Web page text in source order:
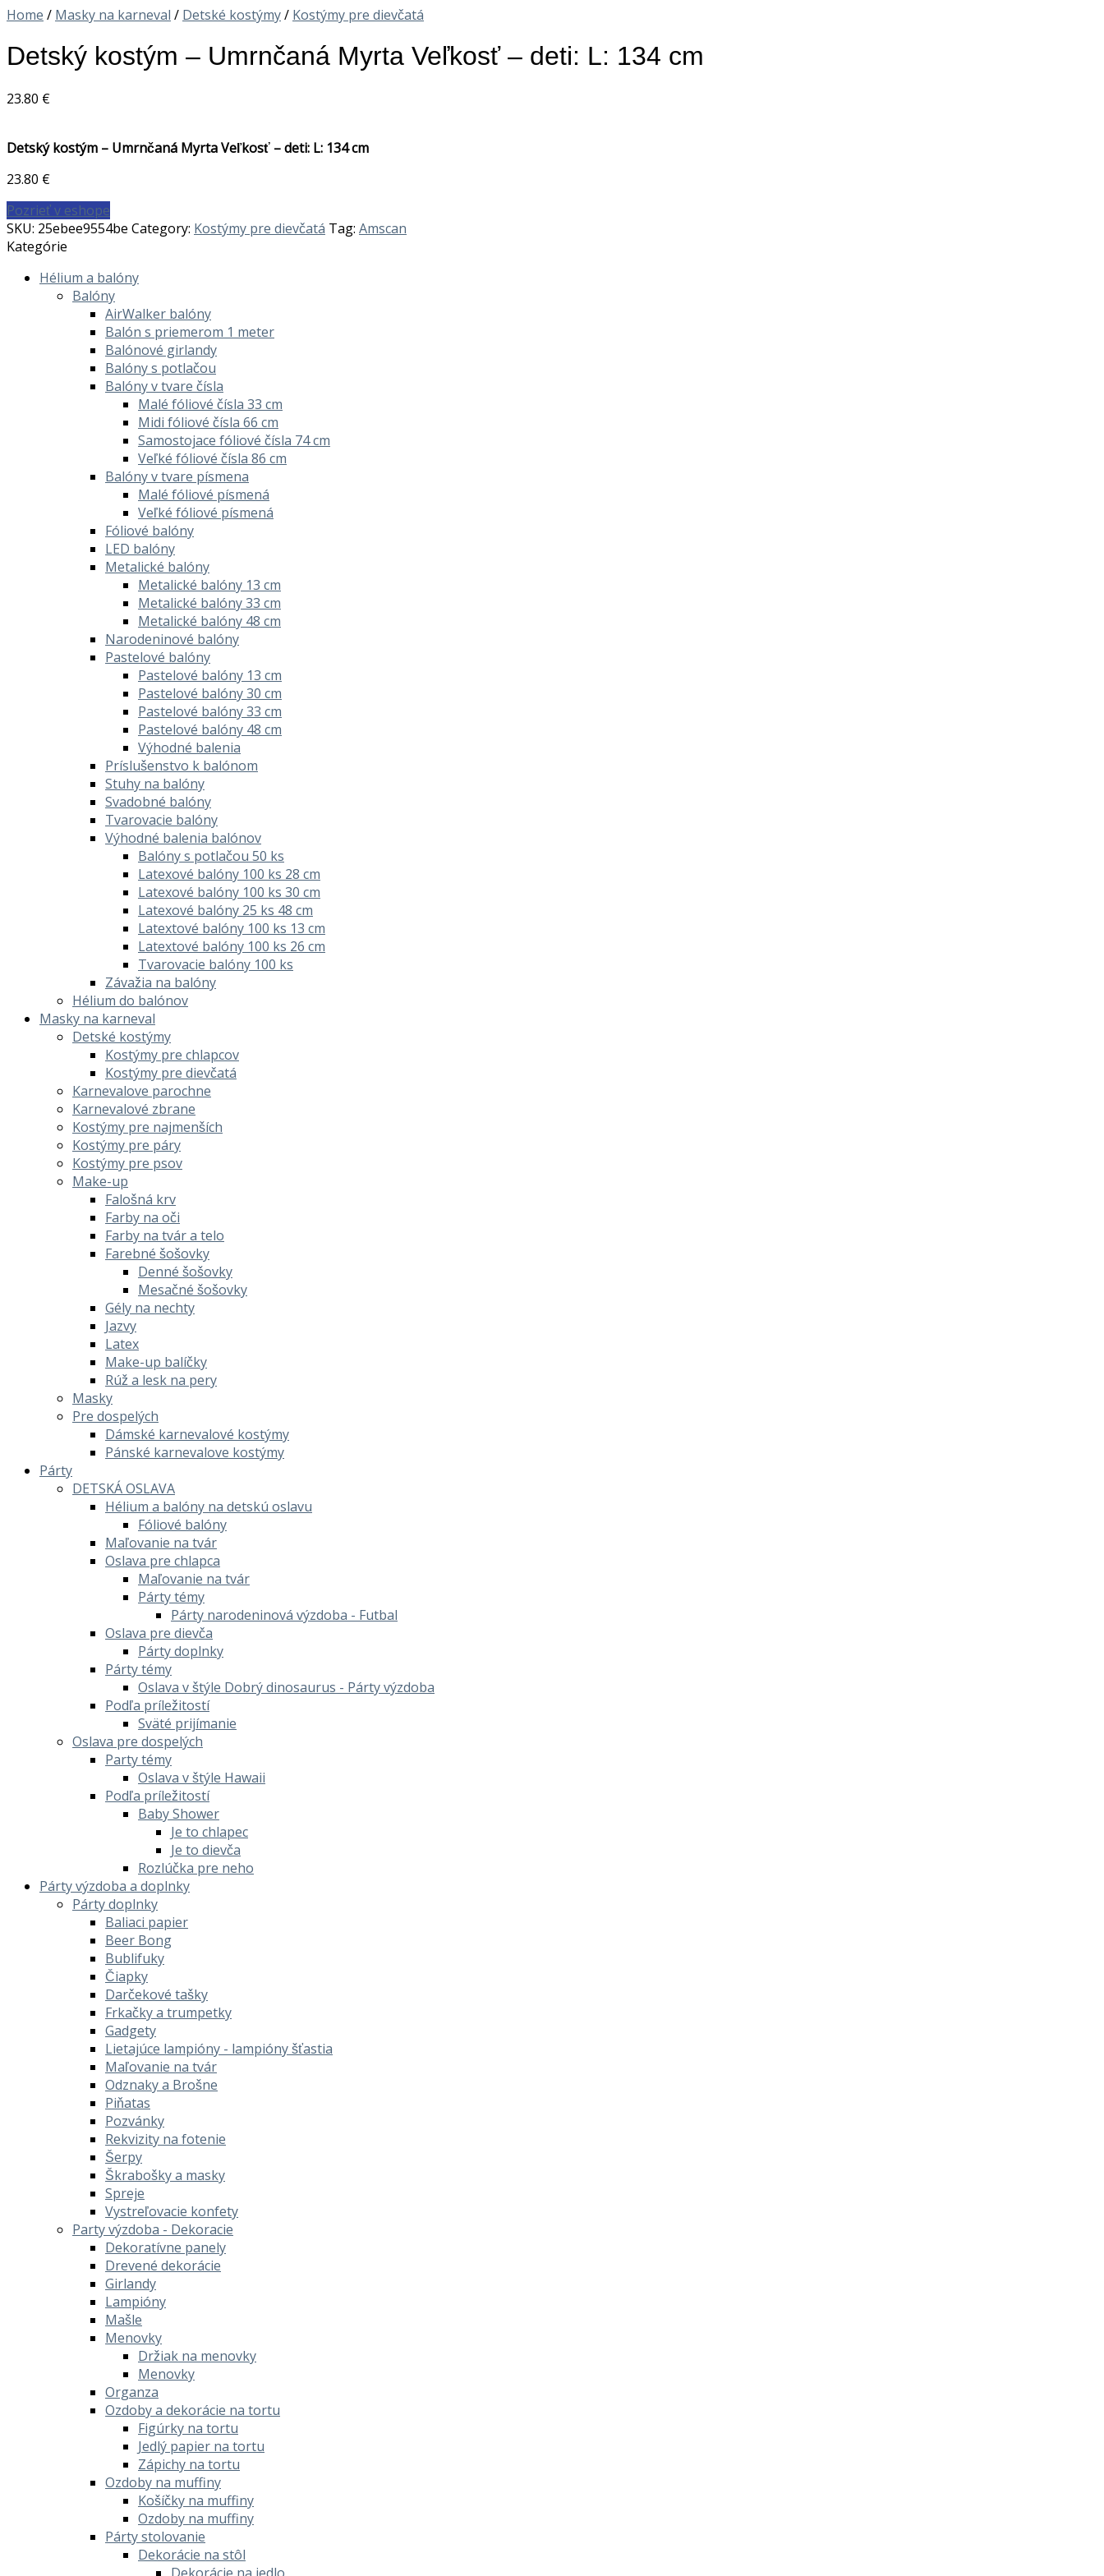
Home / Masky na karneval / Detské kostýmy/ Kostýmy pre dievčatá
Detský kostým – Umrnčaná Myrta Veľkosť – deti: L: 134 cm
23.80 €
Detský kostým – Umrnčaná Myrta Veľkosť – deti: L: 134 cm
23.80 €
Pozrieť v eshope
SKU: 25ebee9554be Category: Kostýmy pre dievčatá Tag: Amscan
Kategórie
Hélium a balóny
Balóny
AirWalker balóny
Balón s priemerom 1 meter
Balónové girlandy
Balóny s potlačou
Balóny v tvare čísla
Malé fóliové čísla 33 cm
Midi fóliové čísla 66 cm
Samostojace fóliové čísla 74 cm
Veľké fóliové čísla 86 cm
Balóny v tvare písmena
Malé fóliové písmená
Veľké fóliové písmená
Fóliové balóny
LED balóny
Metalické balóny
Metalické balóny 13 cm
Metalické balóny 33 cm
Metalické balóny 48 cm
Narodeninové balóny
Pastelové balóny
Pastelové balóny 13 cm
Pastelové balóny 30 cm
Pastelové balóny 33 cm
Pastelové balóny 48 cm
Výhodné balenia
Príslušenstvo k balónom
Stuhy na balóny
Svadobné balóny
Tvarovacie balóny
Výhodné balenia balónov
Balóny s potlačou 50 ks
Latexové balóny 100 ks 28 cm
Latexové balóny 100 ks 30 cm
Latexové balóny 25 ks 48 cm
Latextové balóny 100 ks 13 cm
Latextové balóny 100 ks 26 cm
Tvarovacie balóny 100 ks
Závažia na balóny
Hélium do balónov
Masky na karneval
Detské kostýmy
Kostýmy pre chlapcov
Kostýmy pre dievčatá
Karnevalove parochne
Karnevalové zbrane
Kostýmy pre najmenších
Kostýmy pre páry
Kostýmy pre psov
Make-up
Falošná krv
Farby na oči
Farby na tvár a telo
Farebné šošovky
Denné šošovky
Mesačné šošovky
Gély na nechty
Jazvy
Latex
Make-up balíčky
Rúž a lesk na pery
Masky
Pre dospelých
Dámské karnevalové kostýmy
Pánské karnevalove kostýmy
Párty
DETSKÁ OSLAVA
Hélium a balóny na detskú oslavu
Fóliové balóny
Maľovanie na tvár
Oslava pre chlapca
Maľovanie na tvár
Párty témy
Párty narodeninová výzdoba - Futbal
Oslava pre dievča
Párty doplnky
Párty témy
Oslava v štýle Dobrý dinosaurus - Párty výzdoba
Podľa príležitostí
Sväté prijímanie
Oslava pre dospelých
Party témy
Oslava v štýle Hawaii
Podľa príležitostí
Baby Shower
Je to chlapec
Je to dievča
Rozlúčka pre neho
Párty výzdoba a doplnky
Párty doplnky
Baliaci papier
Beer Bong
Bublifuky
Čiapky
Darčekové tašky
Frkačky a trumpetky
Gadgety
Lietajúce lampióny - lampióny šťastia
Maľovanie na tvár
Odznaky a Brošne
Piňatas
Pozvánky
Rekvizity na fotenie
Šerpy
Škrabošky a masky
Spreje
Vystreľovacie konfety
Party výzdoba - Dekoracie
Dekoratívne panely
Drevené dekorácie
Girlandy
Lampióny
Mašle
Menovky
Držiak na menovky
Menovky
Organza
Ozdoby a dekorácie na tortu
Figúrky na tortu
Jedlý papier na tortu
Zápichy na tortu
Ozdoby na muffiny
Košíčky na muffiny
Ozdoby na muffiny
Párty stolovanie
Dekorácie na stôl